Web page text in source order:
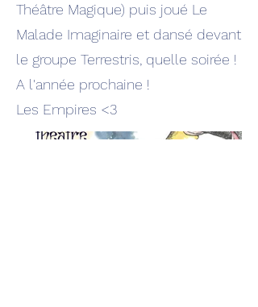
Théâtre Magique) puis joué Le
Malade Imaginaire et dansé devant
le groupe Terrestris, quelle soirée !
A l'année prochaine !
Les Empires <3